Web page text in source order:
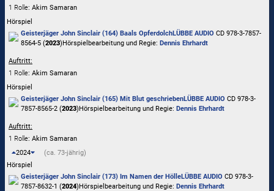
1 Rolle: Akim Samaran
Hörspiel
Geisterjäger John Sinclair (164) Baals OpferdolchLÜBBE AUDIO CD 978-3-7857-
8564-5 (2023)Hörspielbearbeitung und Regie: Dennis Ehrhardt
Auftritt:
1 Rolle: Akim Samaran
Hörspiel
Geisterjäger John Sinclair (165) Mit Blut geschriebenLÜBBE AUDIO CD 978-3-
7857-8565-2 (2023)Hörspielbearbeitung und Regie: Dennis Ehrhardt
Auftritt:
1 Rolle: Akim Samaran
2024
(ca. 73-jährig)
Hörspiel
Geisterjäger John Sinclair (173) Im Namen der HölleLÜBBE AUDIO CD 978-3-
7857-8632-1 (2024)Hörspielbearbeitung und Regie: Dennis Ehrhardt